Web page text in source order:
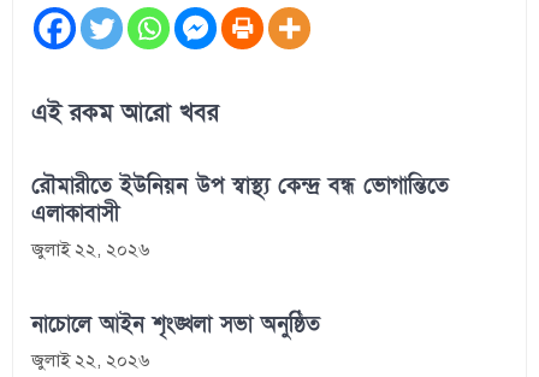
এই রকম আরো খবর
রৌমারীতে ইউনিয়ন উপ স্বাস্থ্য কেন্দ্র বন্ধ ভোগান্তিতে
এলাকাবাসী
জুলাই ২২, ২০২৬
নাচোলে আইন শৃংঙ্খলা সভা অনুষ্ঠিত
জুলাই ২২, ২০২৬